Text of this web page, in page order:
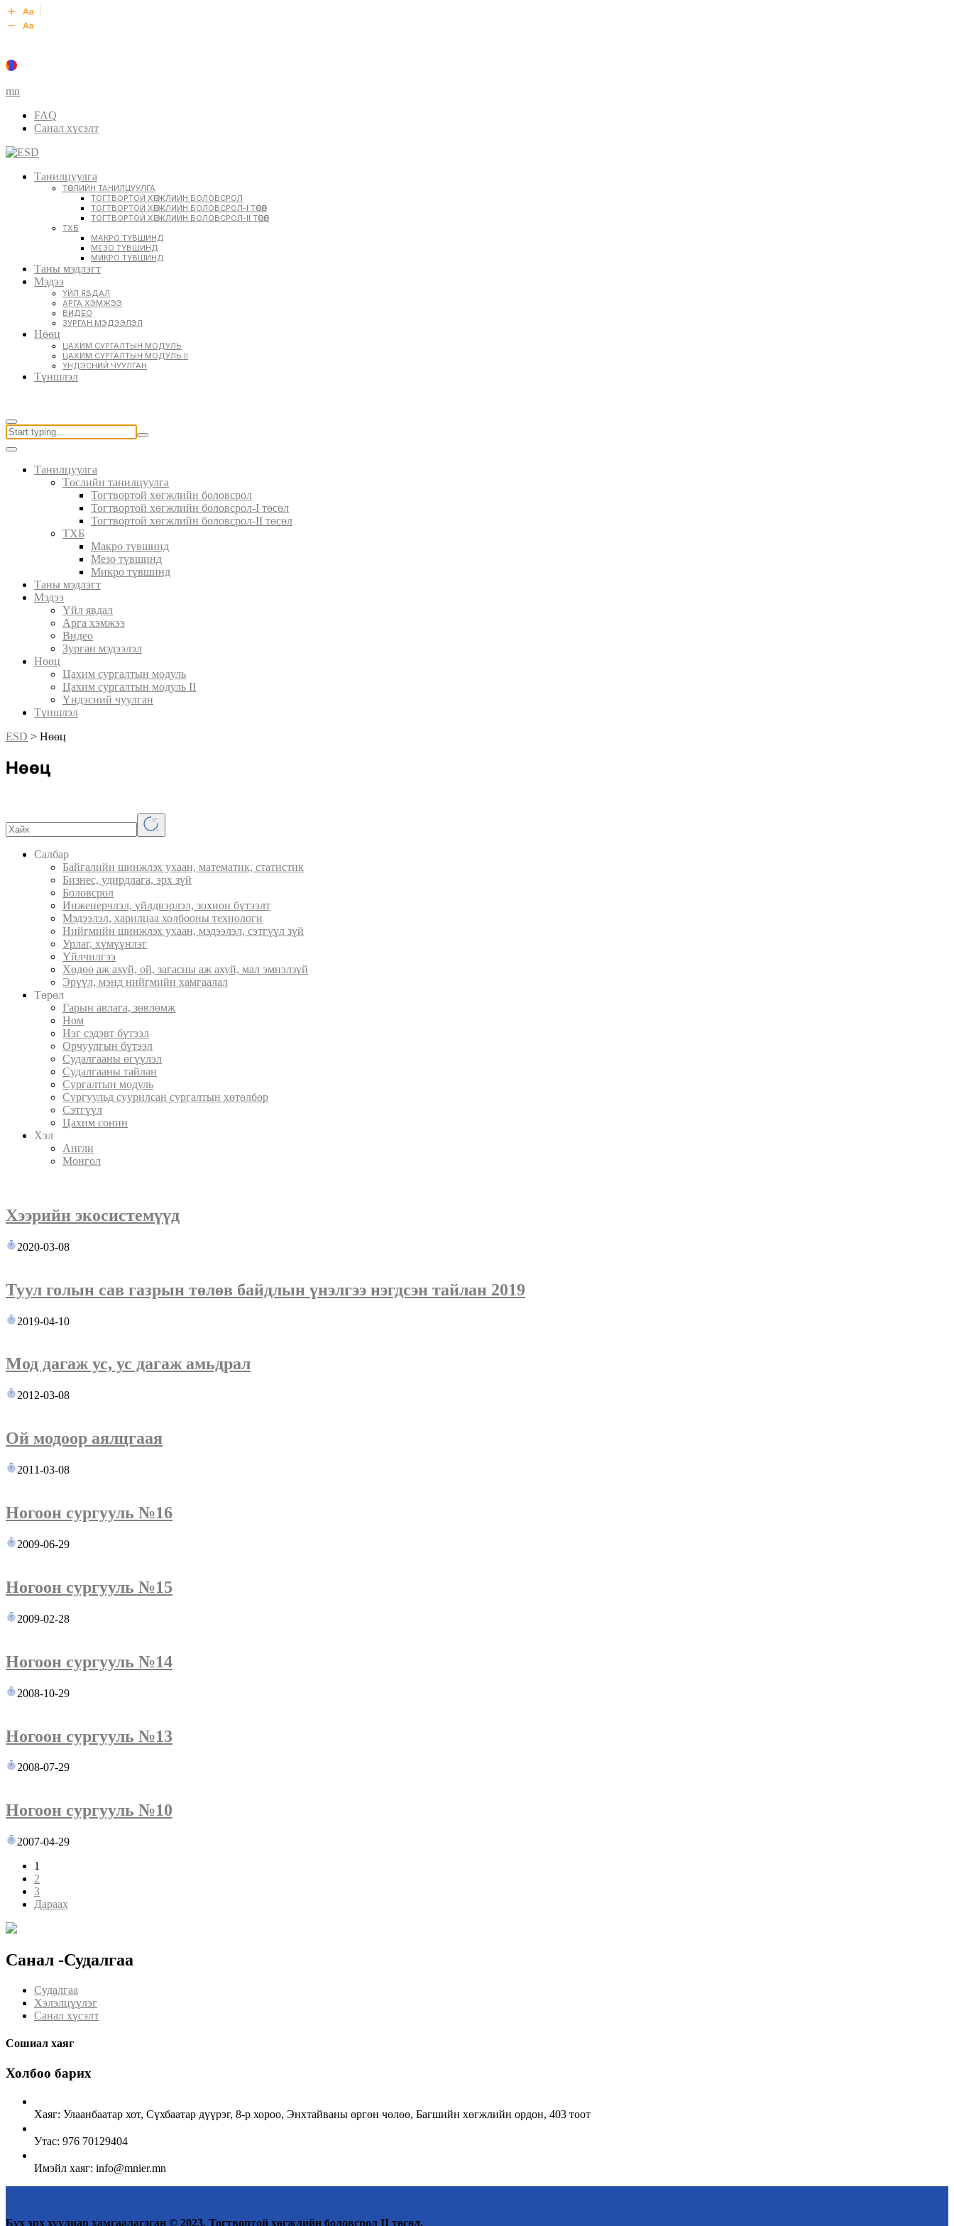
mn
FAQ
Санал хүсэлт
Танилцуулга
ТӨСЛИЙН ТАНИЛЦУУЛГА
ТОГТВОРТОЙ ХӨГЖЛИЙН БОЛОВСРОЛ
ТОГТВОРТОЙ ХӨГЖЛИЙН БОЛОВСРОЛ-I ТӨСӨЛ
ТОГТВОРТОЙ ХӨГЖЛИЙН БОЛОВСРОЛ-II ТӨСӨЛ
ТХБ
МАКРО ТҮВШИНД
МЕЗО ТҮВШИНД
МИКРО ТҮВШИНД
Таны мэдлэгт
Мэдээ
ҮЙЛ ЯВДАЛ
АРГА ХЭМЖЭЭ
ВИДЕО
ЗУРГАН МЭДЭЭЛЭЛ
Нөөц
ЦАХИМ СУРГАЛТЫН МОДУЛЬ
ЦАХИМ СУРГАЛТЫН МОДУЛЬ II
ҮНДЭСНИЙ ЧУУЛГАН
Түншлэл
Танилцуулга
Төслийн танилцуулга
Тогтвортой хөгжлийн боловсрол
Тогтвортой хөгжлийн боловсрол-I төсөл
Тогтвортой хөгжлийн боловсрол-II төсөл
ТХБ
Макро түвшинд
Мезо түвшинд
Микро түвшинд
Таны мэдлэгт
Мэдээ
Үйл явдал
Арга хэмжээ
Видео
Зурган мэдээлэл
Нөөц
Цахим сургалтын модуль
Цахим сургалтын модуль II
Үндэсний чуулган
Түншлэл
ESD > Нөөц
Нөөц
Салбар
Байгалийн шинжлэх ухаан, математик, статистик
Бизнес, удирдлага, эрх зүй
Боловсрол
Инженерчлэл, үйлдвэрлэл, зохион бүтээлт
Мэдээлэл, харилцаа холбооны технологи
Нийгмийн шинжлэх ухаан, мэдээлэл, сэтгүүл зүй
Урлаг, хүмүүнлэг
Үйлчилгээ
Хөдөө аж ахуй, ой, загасны аж ахуй, мал эмнэлзүй
Эрүүл, мэнд нийгмийн хамгаалал
Төрөл
Гарын авлага, зөвлөмж
Ном
Нэг сэдэвт бүтээл
Орчуулгын бүтээл
Судалгааны өгүүлэл
Судалгааны тайлан
Сургалтын модуль
Сургуульд суурилсан сургалтын хөтөлбөр
Сэтгүүл
Цахим сонин
Хэл
Англи
Монгол
Хээрийн экосистемүүд
2020-03-08
Туул голын сав газрын төлөв байдлын үнэлгээ нэгдсэн тайлан 2019
2019-04-10
Мод дагаж ус, ус дагаж амьдрал
2012-03-08
Ой модоор аялцгаая
2011-03-08
Ногоон сургууль №16
2009-06-29
Ногоон сургууль №15
2009-02-28
Ногоон сургууль №14
2008-10-29
Ногоон сургууль №13
2008-07-29
Ногоон сургууль №10
2007-04-29
1
2
3
Дараах
Санал -Судалгаа
Судалгаа
Хэлэлцүүлэг
Санал хүсэлт
Сошиал хаяг
Холбоо барих
Хаяг: Улаанбаатар хот, Сүхбаатар дүүрэг, 8-р хороо, Энхтайваны өргөн чөлөө, Багшийн хөгжлийн ордон, 403 тоот
Утас: 976 70129404
Имэйл хаяг: info@mnier.mn
Бүх эрх хуулиар хамгаалагдсан © 2023. Тогтвортой хөгжлийн боловсрол II төсөл.